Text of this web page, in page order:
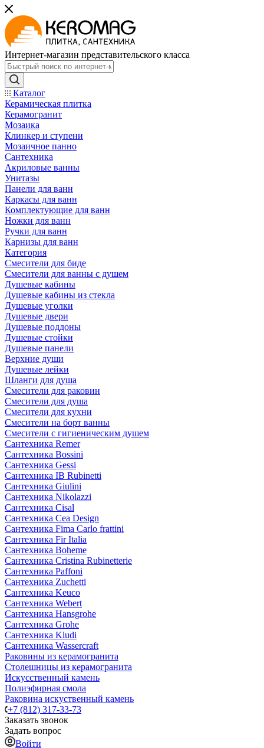
Интернет-магазин представительского класса
Каталог
Керамическая плитка
Керамогранит
Мозаика
Клинкер и ступени
Мозаичное панно
Сантехника
Акриловые ванны
Унитазы
Панели для ванн
Каркасы для ванн
Комплектующие для ванн
Ножки для ванн
Ручки для ванн
Карнизы для ванн
Категория
Смесители для биде
Смесители для ванны с душем
Душевые кабины
Душевые кабины из стекла
Душевые уголки
Душевые двери
Душевые поддоны
Душевые стойки
Душевые панели
Верхние души
Душевые лейки
Шланги для душа
Смесители для раковин
Смесители для душа
Смесители для кухни
Смесители на борт ванны
Смесители с гигиеническим душем
Сантехника Remer
Сантехника Bossini
Сантехника Gessi
Сантехника IB Rubinetti
Сантехника Giulini
Сантехника Nikolazzi
Сантехника Cisal
Сантехника Cea Design
Сантехника Fima Carlo frattini
Сантехника Fir Italia
Сантехника Boheme
Сантехника Cristina Rubinetterie
Сантехника Paffoni
Сантехника Zuchetti
Сантехника Keuco
Сантехника Webert
Сантехника Hansgrohe
Сантехника Grohe
Сантехника Kludi
Сантехника Wassercraft
Раковины из керамогранита
Столешницы из керамогранита
Искусственный камень
Полиэфирная смола
Раковина искуственный камень
+7 (812) 317-33-73
Заказать звонок
Задать вопрос
Войти